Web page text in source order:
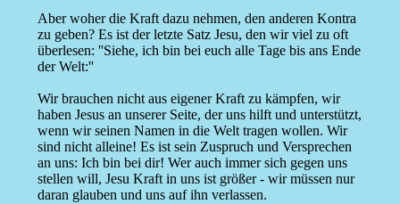
Aber woher die Kraft dazu nehmen, den anderen Kontra
zu geben? Es ist der letzte Satz Jesu, den wir viel zu oft
überlesen: ''Siehe, ich bin bei euch alle Tage bis ans Ende
der Welt:''
Wir brauchen nicht aus eigener Kraft zu kämpfen, wir
haben Jesus an unserer Seite, der uns hilft und unterstützt,
wenn wir seinen Namen in die Welt tragen wollen. Wir
sind nicht alleine! Es ist sein Zuspruch und Versprechen
an uns: Ich bin bei dir! Wer auch immer sich gegen uns
stellen will, Jesu Kraft in uns ist größer - wir müssen nur
daran glauben und uns auf ihn verlassen.